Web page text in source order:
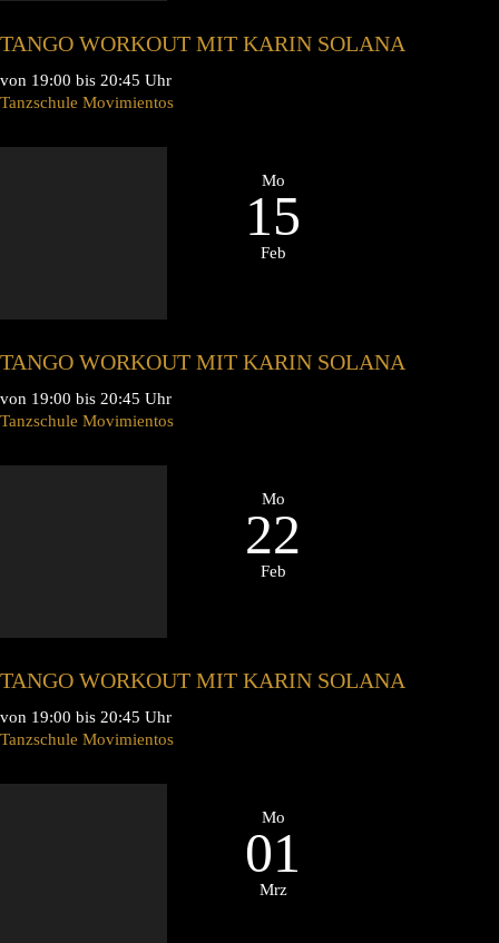
TANGO WORKOUT MIT KARIN SOLANA
von 19:00 bis 20:45 Uhr
Tanzschule Movimientos
Mo
15
Feb
TANGO WORKOUT MIT KARIN SOLANA
von 19:00 bis 20:45 Uhr
Tanzschule Movimientos
Mo
22
Feb
TANGO WORKOUT MIT KARIN SOLANA
von 19:00 bis 20:45 Uhr
Tanzschule Movimientos
Mo
01
Mrz